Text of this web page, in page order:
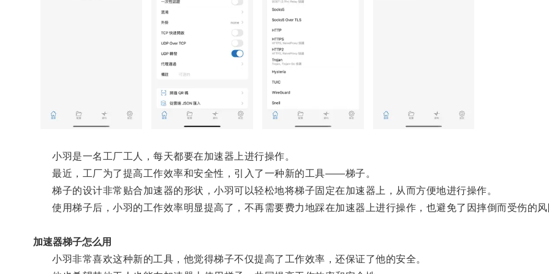
小羽是一名工厂工人，每天都要在加速器上进行操作。
最近，工厂为了提高工作效率和安全性，引入了一种新的工具——梯子。
梯子的设计非常贴合加速器的形状，小羽可以轻松地将梯子固定在加速器上，从而方便地进行操作。
使用梯子后，小羽的工作效率明显提高了，不再需要费力地踩在加速器上进行操作，也避免了因摔倒而受伤的
加速器梯子怎么用
小羽非常喜欢这种新的工具，他觉得梯子不仅提高了工作效率，还保证了他的安全。